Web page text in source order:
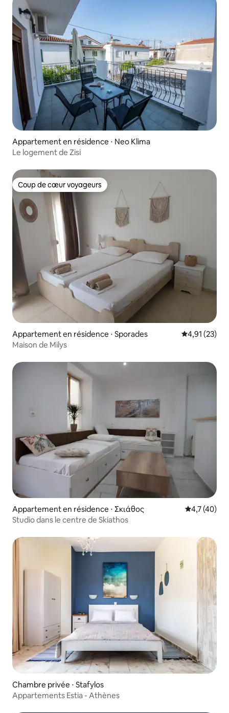
Appartement en résidence ⋅ Neo Klima
Le logement de Zisi
Coup de cœur voyageurs
Coup de cœur voyageurs
Appartement en résidence ⋅ Sporades Évaluation
4,91 (23)
Maison de Milys
Appartement en résidence ⋅ Σκιάθος Évaluation
4,7 (40)
Studio dans le centre de Skiathos
Chambre privée ⋅ Stafylos
Appartements Estia - Athènes